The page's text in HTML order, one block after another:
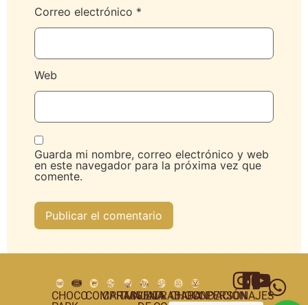
Correo electrónico *
Web
Guarda mi nombre, correo electrónico y web
en este navegador para la próxima vez que
comente.
CHOCOCOMPRAS
CARTAGENA
TUNJA
VILLATRABAJA
CHOCOPERSONAJES
FUNDACIÓN